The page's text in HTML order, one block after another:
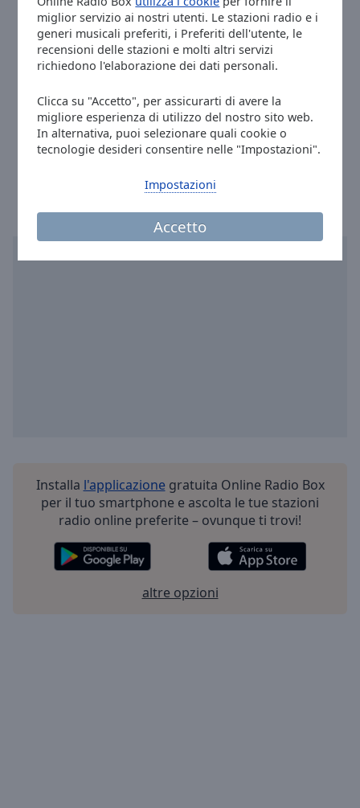
miglior servizio ai nostri utenti. Le stazioni radio e i
generi musicali preferiti, i Preferiti dell'utente, le
recensioni delle stazioni e molti altri servizi
richiedono l'elaborazione dei dati personali.
Clicca su "Accetto", per assicurarti di avere la
migliore esperienza di utilizzo del nostro sito web.
In alternativa, puoi selezionare quali cookie o
tecnologie desideri consentire nelle "Impostazioni".
Accetto
Impostazioni
window.
Indirizzo:
PO BOX 2 – Dřísy – 277 14
Telefono:
+420 608 216 149 (Pavel Rada)
Sito:
radiofolk.cz
Email:
pavel@ifolk.cz
Facebook: @radiofolkcz
redakce@radiofolk.cz
Ora a Praga
Installa l'applicazionegratuita Online Radio Box
per il tuo smartphone e ascolta le tue stazioni
radio online preferite – ovunque ti trovi!
altre opzioni